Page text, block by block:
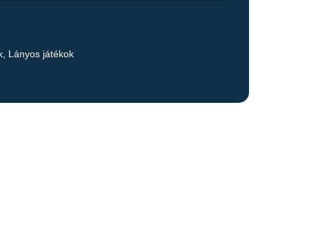
Lányos játékok